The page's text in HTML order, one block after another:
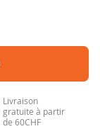
Livraison
gratuite à partir
de 60CHF